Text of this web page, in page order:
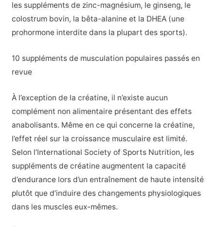
les suppléments de zinc-magnésium, le ginseng, le
colostrum bovin, la bêta-alanine et la DHEA (une
prohormone interdite dans la plupart des sports).
10 suppléments de musculation populaires passés en
revue
À l’exception de la créatine, il n’existe aucun
complément non alimentaire présentant des effets
anabolisants. Même en ce qui concerne la créatine,
l’effet réel sur la croissance musculaire est limité.
Selon l’International Society of Sports Nutrition, les
suppléments de créatine augmentent la capacité
d’endurance lors d’un entraînement de haute intensité
plutôt que d’induire des changements physiologiques
dans les muscles eux-mêmes.